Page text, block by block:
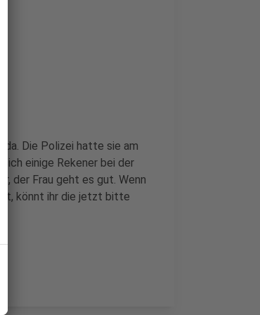
da. Die Polizei hatte sie am
einige Rekener bei der
der Frau geht es gut. Wenn
könnt ihr die jetzt bitte